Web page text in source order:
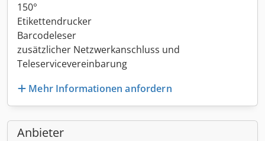
150°
Etikettendrucker
Barcodeleser
zusätzlicher Netzwerkanschluss und
Teleservicevereinbarung
Mehr Informationen anfordern
Anbieter